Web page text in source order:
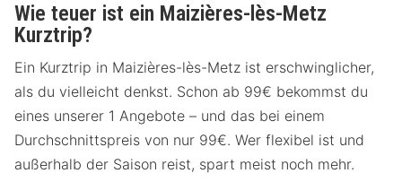
Wie teuer ist ein Maizières-lès-Metz
Kurztrip?
Ein Kurztrip in Maizières-lès-Metz ist erschwinglicher,
als du vielleicht denkst. Schon ab 99€ bekommst du
eines unserer 1 Angebote – und das bei einem
Durchschnittspreis von nur 99€. Wer flexibel ist und
außerhalb der Saison reist, spart meist noch mehr.